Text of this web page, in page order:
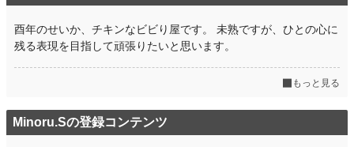
酉年のせいか、チキンなビビり屋です。 未熟ですが、ひとの心に
残る表現を目指して頑張りたいと思います。
もっと見る
Minoru.Sの登録コンテンツ